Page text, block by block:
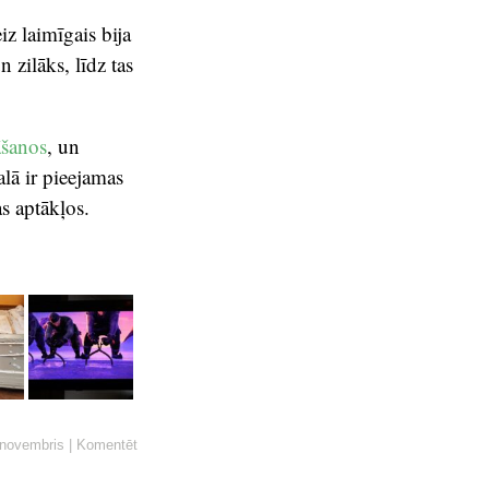
laimīgais bija
zilāks, līdz tas
, un
ir pieejamas
aptākļos.
Komentēt